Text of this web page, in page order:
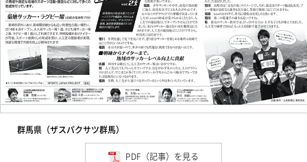
群馬県（ザスパクサツ群馬）
PDF（記事）を見る